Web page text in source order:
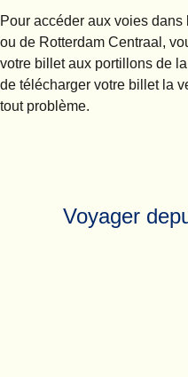
Pour accéder aux voies
ou de Rotterdam Centraal,
votre billet aux portillons de
de télécharger votre billet la
tout problème.
Voyager